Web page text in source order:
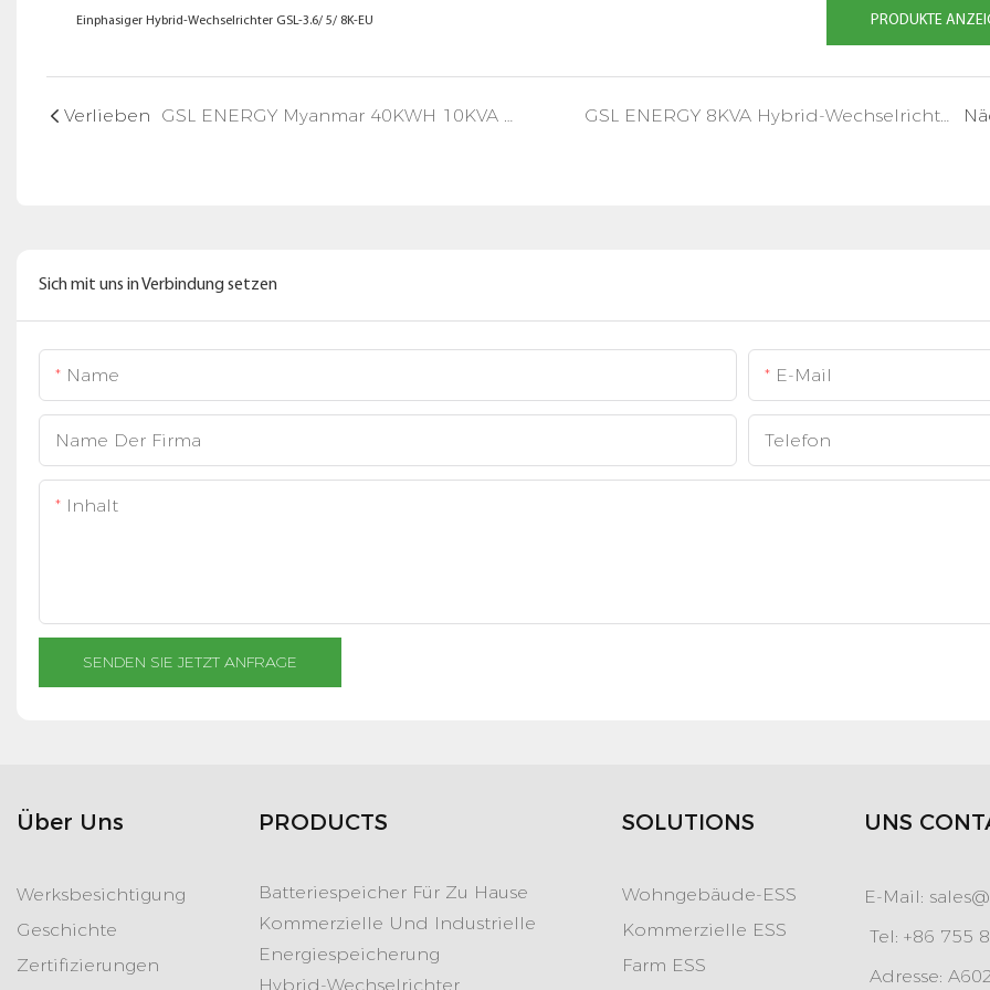
Einphasiger Hybrid-Wechselrichter GSL-3.6/ 5/ 8K-EU PRODUKTE
Verlieben GSL ENERGY 8KVA Hybrid-Wechselrichter 30kwh Powerwall Batteriespeichersystem in Deutschland
Sich mit uns in Verbindung setzen
Name E-Mail
Name Der Firma Telefon
Inhalt
SENDEN SIE JETZT ANFRAGE
Über Uns
Werksbesichtigung
Geschichte
Zertifizierungen
PRODUCTS
Batteriespeicher Für Zu Hause
Kommerzielle Und Industrielle
Energiespeicherung
Hybrid-Wechselrichter
SOLUTIONS
Wohngebäude-ESS
Kommerzielle ESS
Farm ESS
UNS
E-Mail:
Tel: +86 755
Adresse: